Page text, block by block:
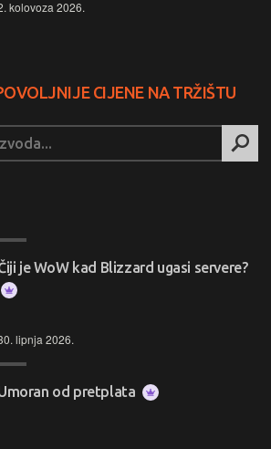
kolovoza 2026.
CIJENE NA TRŽIŠTU
je WoW kad Blizzard ugasi servere?
lipnja 2026.
od pretplata